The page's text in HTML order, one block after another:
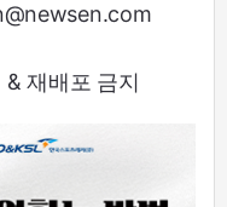
재배포 금지